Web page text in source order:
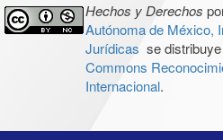
Hechos y Derechos
Autónoma de México,
Jurídicas se
Commons
Internacional.